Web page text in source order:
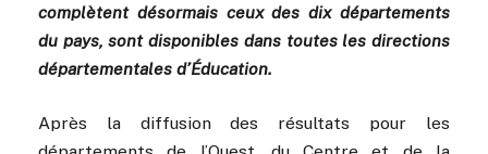
complètent désormais ceux des dix départements
du pays, sont disponibles dans toutes les directions
départementales d’Éducation.
Après la diffusion des résultats pour les